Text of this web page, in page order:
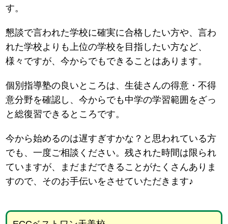
す。
懇談で言われた学校に確実に合格したい方や、言わ
れた学校よりも上位の学校を目指したい方など、
様々ですが、今からでもできることはあります。
個別指導塾の良いところは、生徒さんの得意・不得
意分野を確認し、今からでも中学の学習範囲をざっ
と総復習できるところです。
今から始めるのは遅すぎすかな？と思われている方
でも、一度ご相談ください。残された時間は限られ
ていますが、まだまだできることがたくさんありま
すので、そのお手伝いをさせていただきます♪